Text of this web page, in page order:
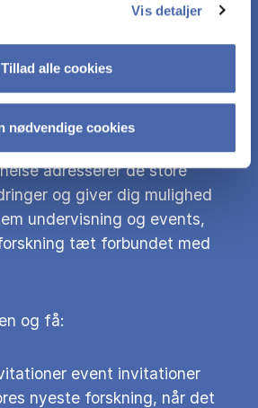
Vis detaljer
Tillad alle cookies
nødvendige cookies
TIL MERE VIDEN
Så tilmeld dig
og få adgang til endnu mere
adresserer de store
og giver dig mulighed
undervisning og events,
tæt forbundet med
og få:
event invitationer
nyeste forskning, når det